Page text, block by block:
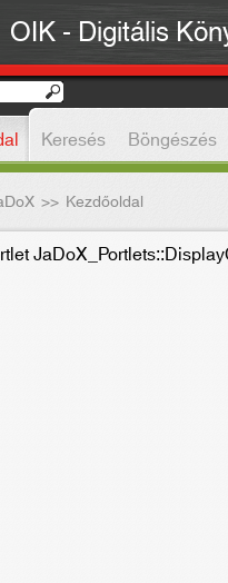
OIK - Digitális
Keresés Böngészés
>> Kezdőoldal